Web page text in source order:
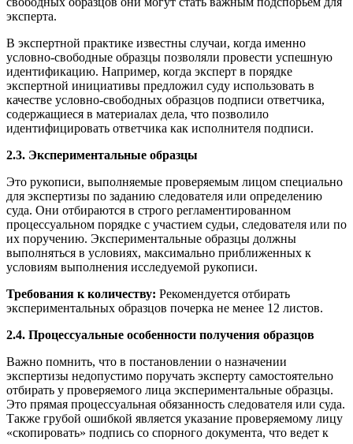
эксперта.
В экспертной практике известны случаи, когда именно
условно-свободные образцы позволяли провести успешную
идентификацию. Например, когда эксперт в порядке
экспертной инициативы предложил суду использовать в
качестве условно-свободных образцов подписи ответчика,
содержащиеся в материалах дела, что позволило
идентифицировать ответчика как исполнителя подписи.
2.3. Экспериментальные образцы
Это рукописи, выполняемые проверяемым лицом специально
для экспертизы по заданию следователя или определению
суда. Они отбираются в строго регламентированном
процессуальном порядке с участием судьи, следователя или по
их поручению. Экспериментальные образцы должны
выполняться в условиях, максимально приближенных к
условиям выполнения исследуемой рукописи.
Требования к количеству: Рекомендуется отбирать
экспериментальных образцов почерка не менее 12 листов.
2.4. Процессуальные особенности получения образцов
Важно помнить, что в постановлении о назначении
экспертизы недопустимо поручать эксперту самостоятельно
отбирать у проверяемого лица экспериментальные образцы.
Это прямая процессуальная обязанность следователя или суда.
Также грубой ошибкой является указание проверяемому лицу
«скопировать» подпись со спорного документа, что ведет к